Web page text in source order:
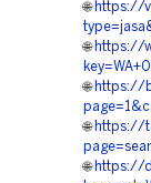
🌐 https://
🌐 https://
🌐 https://
🌐 https://
🌐 https://